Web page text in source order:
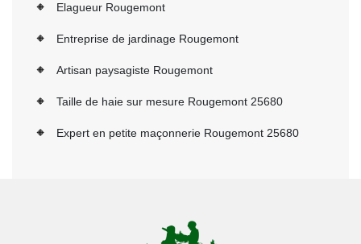
Elagueur Rougemont
Entreprise de jardinage Rougemont
Artisan paysagiste Rougemont
Taille de haie sur mesure Rougemont 25680
Expert en petite maçonnerie Rougemont 25680